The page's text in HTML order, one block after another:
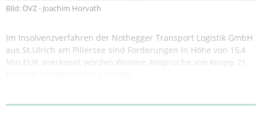
Bild: ÖVZ - Joachim Horvath
Im Insolvenzverfahren der Nothegger Transport Logistik GmbH
aus St.Ulrich am Pillersee sind Forderungen in Höhe von 15,4
Mio.EUR anerkannt worden.Weitere Ansprüche von knapp 21